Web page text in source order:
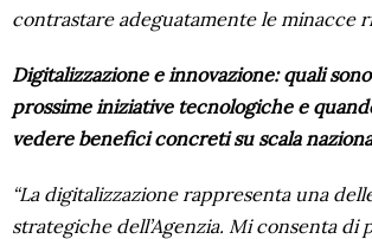
contrastare adeguatamente le minacce
Digitalizzazione e innovazione: quali
prossime iniziative tecnologiche e
vedere benefici concreti su scala
“La digitalizzazione rappresenta una
strategiche dell’Agenzia. Mi consenta di